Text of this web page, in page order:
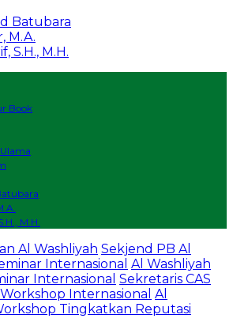
Batubara
M.A.
S.H., M.H.
Book
M.H.
Al Washliyah Sekjend PB Al
Internasional Al Washliyah
Internasional Sekretaris CAS
Internasional Al
Tingkatkan Reputasi